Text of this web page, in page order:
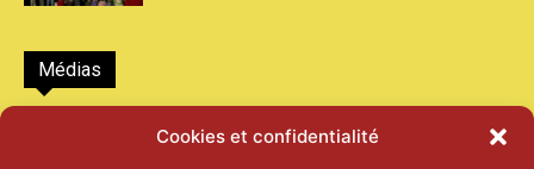
Cookies et confidentialité
Médias
2026 – Laiterie d’Orsières et Abbaye de St-